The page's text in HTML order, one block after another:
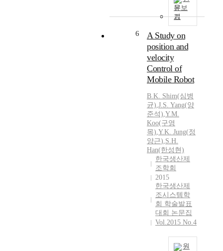
문보
기
6
A Study on
position and
velocity
Control of
Mobile Robot
B.K. Shim(심병
균),J.S. Yang(양
준석),Y.M.
Koo(구영
목),Y.K. Jung(정
양근),S.H.
Han(한성현)
한국생산제
조학회
2015
한국생산제
조시스템학
회 학술발표
대회 논문집
Vol.2015 No.4
원